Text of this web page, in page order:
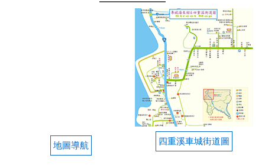
地圖導航 四重溪車城街道圖